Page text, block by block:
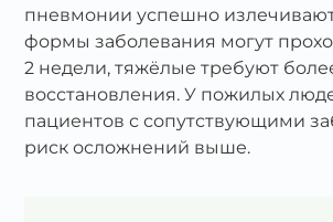
пневмонии успешно
формы заболевания могут
2 недели, тяжёлые требуют
восстановления. У пожилых
пациентов с сопутствующими
риск осложнений выше.